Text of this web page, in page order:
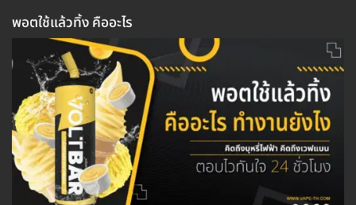
พอตใช้แล้วทิ้ง คืออะไร